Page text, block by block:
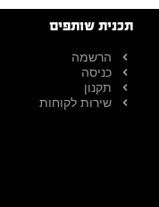
תכנית שותפים
הרשמה
כניסה
תקנון
שירות לקוחות